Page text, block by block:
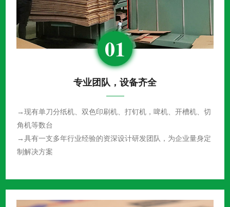
01
专业团队，设备齐全
→现有单刀分纸机、双色印刷机、打钉机，啤机、开槽机、切
角机等数台
→具有一支多年行业经验的资深设计研发团队，为企业量身定
制解决方案